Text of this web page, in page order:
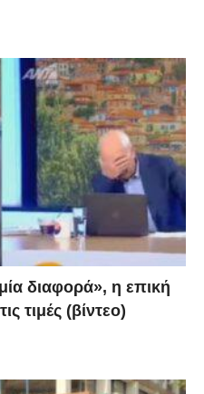
διαφορά», η επική
τιμές (βίντεο)